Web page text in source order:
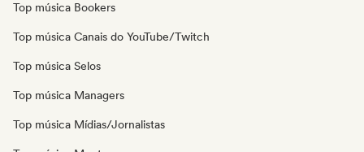
Top música Bookers
Top música Canais do YouTube/Twitch
Top música Selos
Top música Managers
Top música Mídias/Jornalistas